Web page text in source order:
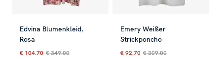
Alle zulassen
Edvina Blumenkleid,
Rosa
Aktueller Preis: Vorheriger Preis:€ 349.00
€ 104.70 € 349.00
Emery Weißer
Strickponcho
Aktueller Preis
€ 92.70 € 309.00